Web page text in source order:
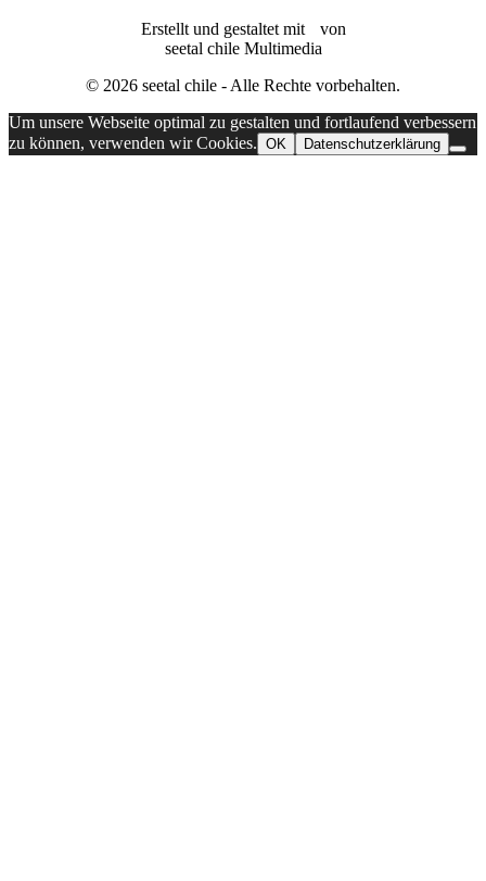
Erstellt und gestaltet mit
von
seetal chile Multimedia
© 2026 seetal chile - Alle Rechte vorbehalten.
Um unsere Webseite optimal zu gestalten und fortlaufend verbessern
zu können, verwenden wir Cookies. OK Datenschutzerklärung